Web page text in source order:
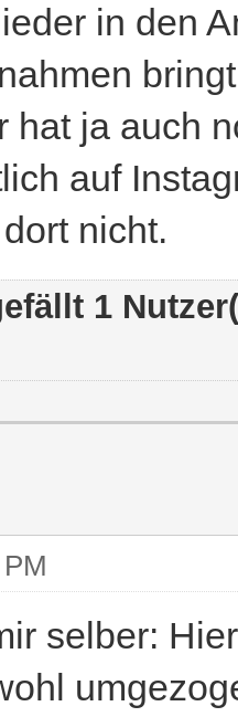
in den
hat ja auch
auf
nicht.
1
selber: